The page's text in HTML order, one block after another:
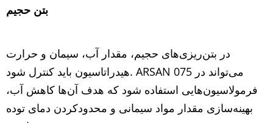
بتن حجیم
در بتن‌ریزی‌های حجیم، مقدار آب، سیمان و حرارت
هیدراتاسیون باید کنترل شود. ARSAN 075 می‌تواند در
فرمولاسیون‌هایی استفاده شود که هدف آن‌ها کاهش آب،
بهینه‌سازی مقدار مواد سیمانی و محدودکردن دمای توده